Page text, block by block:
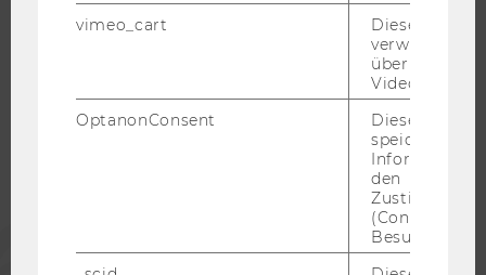
WU COMMUNITY
STUDIERENDE
vimeo_cart
Dieses
verwendet,
überprüfen,
Video
OptanonConsent
Dieses Cookie
speichert
den
(Consent)
Besuchers.